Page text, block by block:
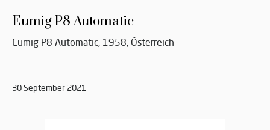
Eumig P8 Automatic
Eumig P8 Automatic, 1958, Österreich
30 September 2021